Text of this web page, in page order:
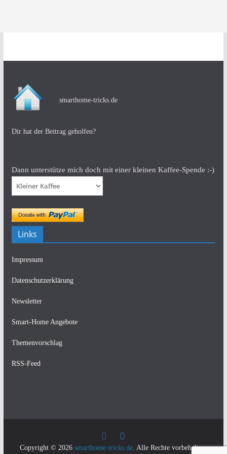
smarthome-tricks.de
Dir hat der Beitrag geholfen?
Dann unterstütze mich doch mit einer kleinen Kaffee-Spende :-)
Links
Impressum
Datenschutzerklärung
Newsletter
Smart-Home Angebote
Themenvorschlag
RSS-Feed
Copyright © 2026 smarthome-tricks.de. Alle Rechte vorbehalten.